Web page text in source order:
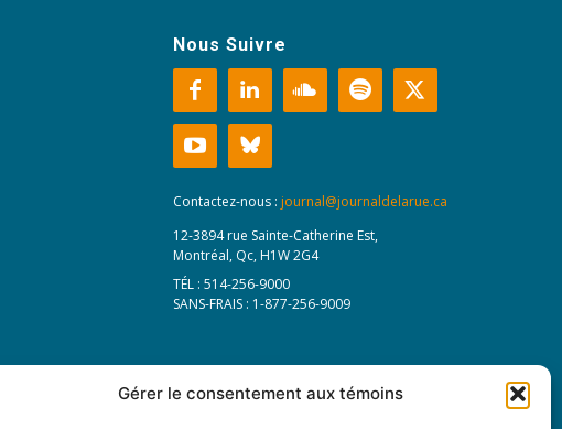
Gérer le consentement aux témoins
Nous Suivre
Contactez-nous : journal@journaldelarue.ca
12-3894 rue Sainte-Catherine Est,
Montréal, Qc, H1W 2G4
TÉL : 514-256-9000
SANS-FRAIS : 1-877-256-9009